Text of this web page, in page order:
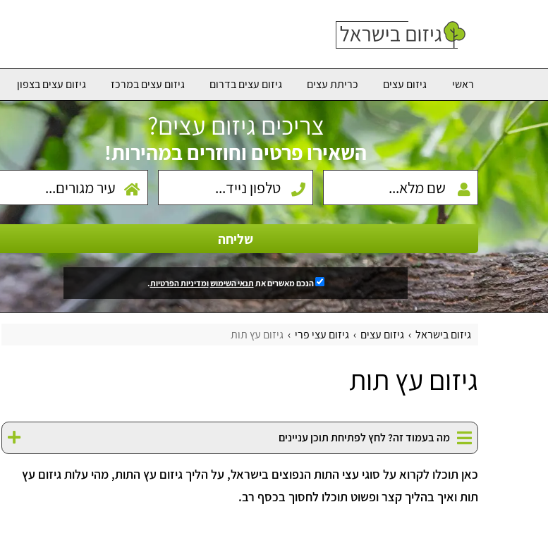
ראשי גיזום עצים כריתת עצים גיזום עצים בדרום גיזום עצים במרכז גיזום עצים בצפון
צריכים גיזום עצים?
השאירו פרטים וחוזרים במהירות!
שליחה
הנכם מאשרים את תנאי השימושומדיניות הפרטיות.
גיזום בישראל גיזום עצים גיזום עצי פרי גיזום עץ תות
גיזום עץ תות
מה בעמוד זה? לחץ לפתיחת תוכן עניינים
כאן תוכלו לקרוא על סוגי עצי התות הנפוצים בישראל, על הליך גיזום עץ התות, מהי עלות גיזום עץ
תות ואיך בהליך קצר ופשוט תוכלו לחסוך בכסף רב.